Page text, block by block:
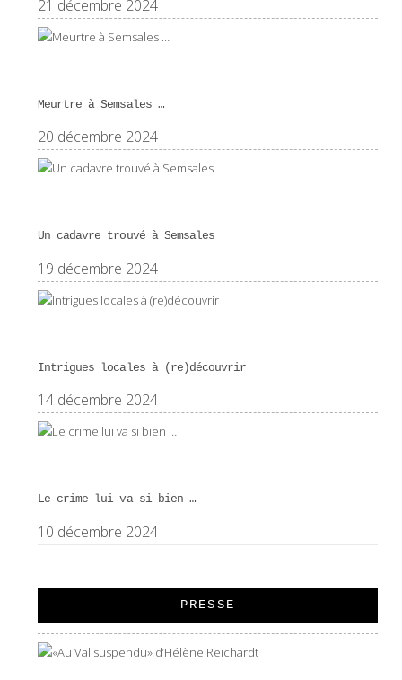
21 décembre 2024
Meurtre à Semsales …
20 décembre 2024
Un cadavre trouvé à Semsales
19 décembre 2024
Intrigues locales à (re)découvrir
14 décembre 2024
Le crime lui va si bien …
10 décembre 2024
PRESSE